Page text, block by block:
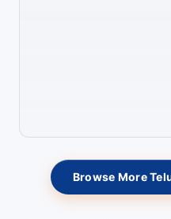
Browse More